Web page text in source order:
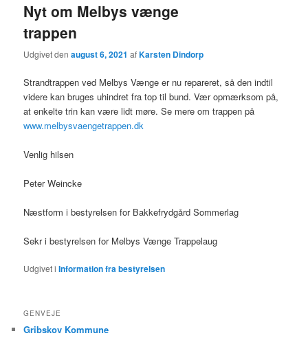
Nyt om Melbys vænge
trappen
Udgivet denaugust 6, 2021 afKarsten Dindorp
Strandtrappen ved Melbys Vænge er nu repareret, så den indtil
videre kan bruges uhindret fra top til bund. Vær opmærksom på,
at enkelte trin kan være lidt møre. Se mere om trappen på
www.melbysvaengetrappen.dk
Venlig hilsen
Peter Weincke
Næstform i bestyrelsen for Bakkefrydgård Sommerlag
Sekr i bestyrelsen for Melbys Vænge Trappelaug
Udgivet i Information fra bestyrelsen
GENVEJE
Gribskov Kommune